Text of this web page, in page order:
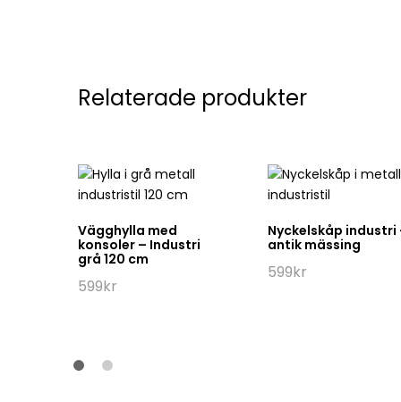
Relaterade produkter
Vägghylla med
konsoler – Industri
grå 120 cm
599kr
Nyckelskåp industri
antik mässing
599kr